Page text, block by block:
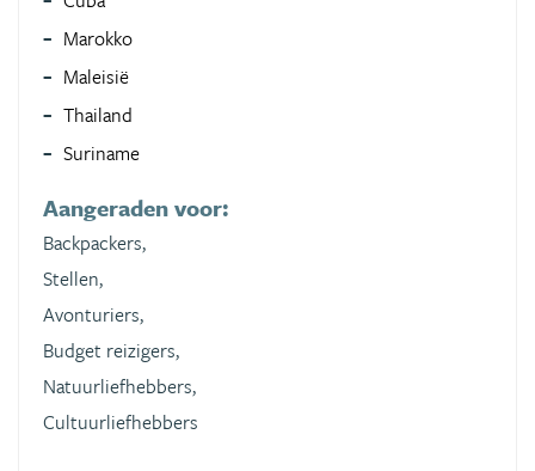
Marokko
Maleisië
Thailand
Suriname
Aangeraden voor:
Backpackers,
Stellen,
Avonturiers,
Budget reizigers,
Natuurliefhebbers,
Cultuurliefhebbers